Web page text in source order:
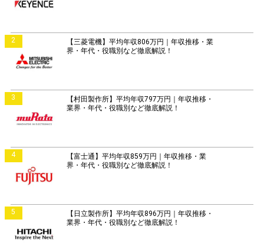
2
【三菱電機】平均年収806万円｜年収推移・業
界・年代・役職別など徹底解説！
3
【村田製作所】平均年収797万円｜年収推移・
業界・年代・役職別など徹底解説！
4
【富士通】平均年収859万円｜年収推移・業
界・年代・役職別など徹底解説！
5
【日立製作所】平均年収896万円｜年収推移・
業界・年代・役職別など徹底解説！